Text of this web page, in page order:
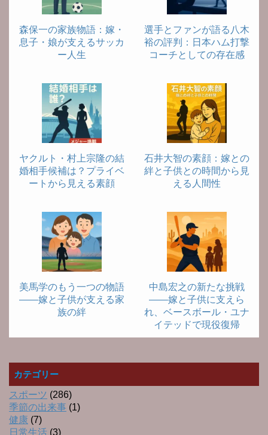
森保一の家族物語：嫁・
息子・娘が支えるサッカ
ー人生
選手とファンが語る八木
裕の評判：日本ハム打撃
コーチとしての存在感
ヤクルト・村上宗隆の結
婚相手候補は？プライベ
ートから見える素顔
石井大智の素顔：嫁との
絆と子供との時間から見
える人間性
美馬学のもう一つの物語
――嫁と子供が支える家
族の絆
中島宏之の新たな挑戦
――嫁と子供に支えら
れ、ベースボール・ユナ
イテッドで現役復帰
カテゴリー
スポーツ (286)
季節の出来事 (1)
健康 (7)
日常生活 (3)